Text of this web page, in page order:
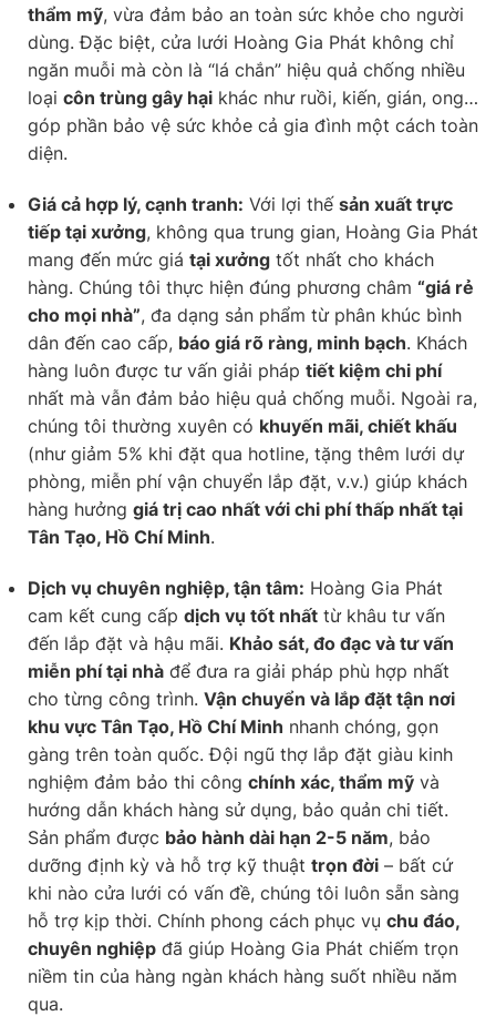
thẩm mỹ, vừa đảm bảo an toàn sức khỏe cho người
dùng. Đặc biệt, cửa lưới Hoàng Gia Phát không chỉ
ngăn muỗi mà còn là “lá chắn” hiệu quả chống nhiều
loại côn trùng gây hại khác như ruồi, kiến, gián, ong…
góp phần bảo vệ sức khỏe cả gia đình một cách toàn
diện.
Giá cả hợp lý, cạnh tranh: Với lợi thế sản xuất trực
tiếp tại xưởng, không qua trung gian, Hoàng Gia Phát
mang đến mức giá tại xưởng tốt nhất cho khách
hàng. Chúng tôi thực hiện đúng phương châm “giá rẻ
cho mọi nhà”, đa dạng sản phẩm từ phân khúc bình
dân đến cao cấp, báo giá rõ ràng, minh bạch. Khách
hàng luôn được tư vấn giải pháp tiết kiệm chi phí
nhất mà vẫn đảm bảo hiệu quả chống muỗi. Ngoài ra,
chúng tôi thường xuyên có khuyến mãi, chiết khấu
(như giảm 5% khi đặt qua hotline, tặng thêm lưới dự
phòng, miễn phí vận chuyển lắp đặt, v.v.) giúp khách
hàng hưởng giá trị cao nhất với chi phí thấp nhất tại
Tân Tạo, Hồ Chí Minh.
Dịch vụ chuyên nghiệp, tận tâm: Hoàng Gia Phát
cam kết cung cấp dịch vụ tốt nhất từ khâu tư vấn
đến lắp đặt và hậu mãi. Khảo sát, đo đạc và tư vấn
miễn phí tại nhà để đưa ra giải pháp phù hợp nhất
cho từng công trình. Vận chuyển và lắp đặt tận nơi
khu vực Tân Tạo, Hồ Chí Minh nhanh chóng, gọn
gàng trên toàn quốc. Đội ngũ thợ lắp đặt giàu kinh
nghiệm đảm bảo thi công chính xác, thẩm mỹ và
hướng dẫn khách hàng sử dụng, bảo quản chi tiết.
Sản phẩm được bảo hành dài hạn 2-5 năm, bảo
dưỡng định kỳ và hỗ trợ kỹ thuật trọn đời – bất cứ
khi nào cửa lưới có vấn đề, chúng tôi luôn sẵn sàng
hỗ trợ kịp thời. Chính phong cách phục vụ chu đáo,
chuyên nghiệp đã giúp Hoàng Gia Phát chiếm trọn
niềm tin của hàng ngàn khách hàng suốt nhiều năm
qua.